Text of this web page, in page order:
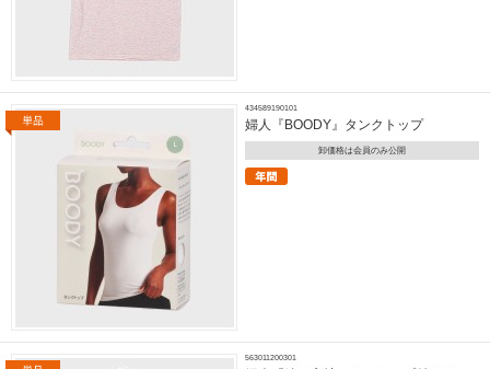
434589190101
婦人『BOODY』タンクトップ
卸価格は会員のみ公開
563011200301